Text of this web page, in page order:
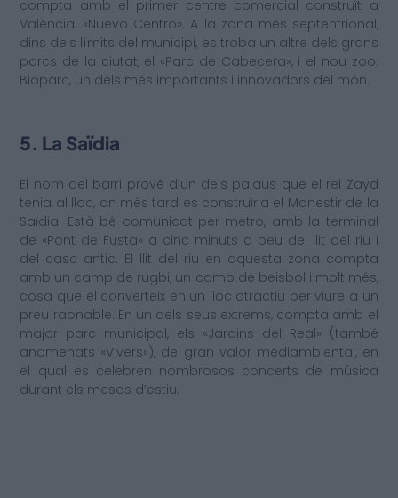
compta amb el primer centre comercial construït a
València: «Nuevo Centro». A la zona més septentrional,
dins dels límits del municipi, es troba un altre dels grans
parcs de la ciutat, el «Parc de Cabecera», i el nou zoo:
Bioparc, un dels més importants i innovadors del món.
5. La Saïdia
El nom del barri prové d’un dels palaus que el rei Zayd
tenia al lloc, on més tard es construiria el Monestir de la
Saïdia. Està bé comunicat per metro, amb la terminal
de «Pont de Fusta» a cinc minuts a peu del llit del riu i
del casc antic. El llit del riu en aquesta zona compta
amb un camp de rugbi, un camp de beisbol i molt més,
cosa que el converteix en un lloc atractiu per viure a un
preu raonable. En un dels seus extrems, compta amb el
major parc municipal, els «Jardins del Real» (també
anomenats «Vivers»), de gran valor mediambiental, en
el qual es celebren nombrosos concerts de música
durant els mesos d’estiu.